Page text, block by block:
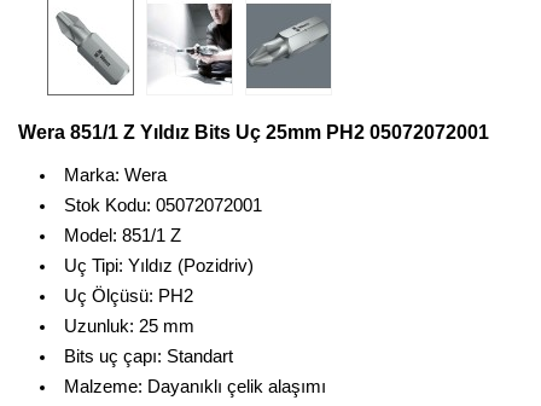
Wera 851/1 Z Yıldız Bits Uç 25mm PH2 05072072001
Marka: Wera
Stok Kodu: 05072072001
Model: 851/1 Z
Uç Tipi: Yıldız (Pozidriv)
Uç Ölçüsü: PH2
Uzunluk: 25 mm
Bits uç çapı: Standart
Malzeme: Dayanıklı çelik alaşımı